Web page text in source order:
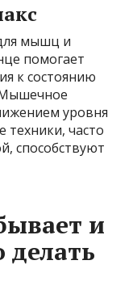
мышц и
помогает
к состоянию
Мышечное
уровня
техники, часто
способствуют
и
делать